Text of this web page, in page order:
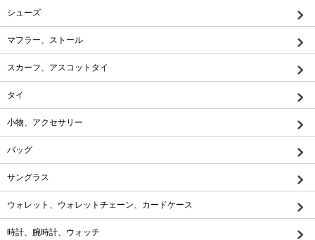
シューズ
マフラー、ストール
スカーフ、アスコットタイ
タイ
小物、アクセサリー
バッグ
サングラス
ウォレット、ウォレットチェーン、カードケース
時計、腕時計、ウォッチ